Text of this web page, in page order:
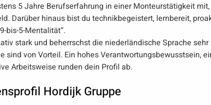
5 Jahre Berufserfahrung in einer Monteurstätigkeit
Darüber hinaus bist du technikbegeistert, lernbereit,
bis-5-Mentalität“.
stark und beherrschst die niederländische Sprache
sind von Vorteil. Ein hohes Verantwortungsbewusstsein,
Arbeitsweise runden dein Profil ab.
Hordijk Gruppe